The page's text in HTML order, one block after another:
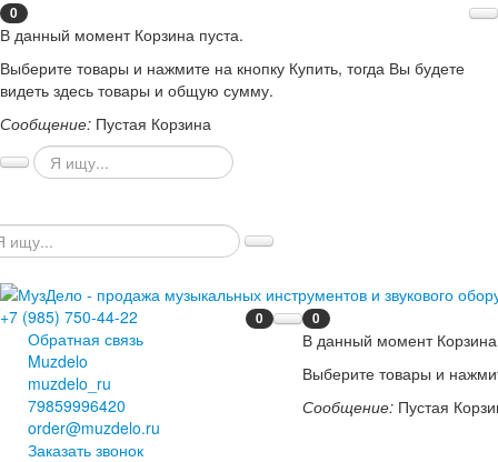
0
В данный момент Корзина пуста.
Выберите товары и нажмите на кнопку Купить, тогда Вы будете
видеть здесь товары и общую сумму.
Сообщение: Пустая Корзина
+7 (985) 750-44-22
Обратная связь
Muzdelo
muzdelo_ru
79859996420
order@muzdelo.ru
Заказать звонок
0
В данный момент Корзина
Выберите товары и
Сообщение: Пустая
0